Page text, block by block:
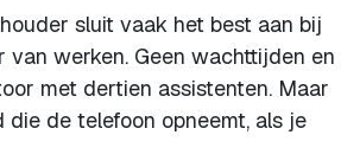
sluit vaak het best aan bij
van werken. Geen wachttijden en
met dertien assistenten. Maar
die de telefoon opneemt, als je